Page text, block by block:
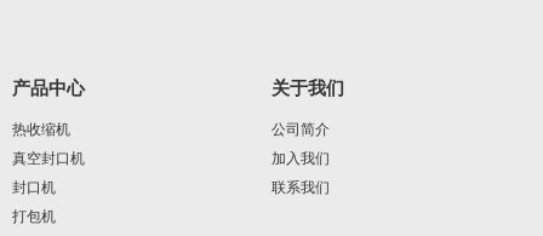
产品中心
热收缩机
真空封口机
封口机
打包机
关于我们
公司简介
加入我们
联系我们